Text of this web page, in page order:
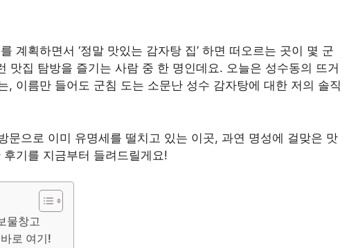
계획하면서 ‘정말 맛있는 감자탕 집’ 하면 떠오르는 곳이 몇 군
맛집 탐방을 즐기는 사람 중 한 명인데요. 오늘은 성수동의 뜨거
, 이름만 들어도 군침 도는 소문난 성수 감자탕에 대한 저의 솔직
문으로 이미 유명세를 떨치고 있는 이곳, 과연 명성에 걸맞은 맛
기를 지금부터 들려드릴게요!
물창고
로 여기!